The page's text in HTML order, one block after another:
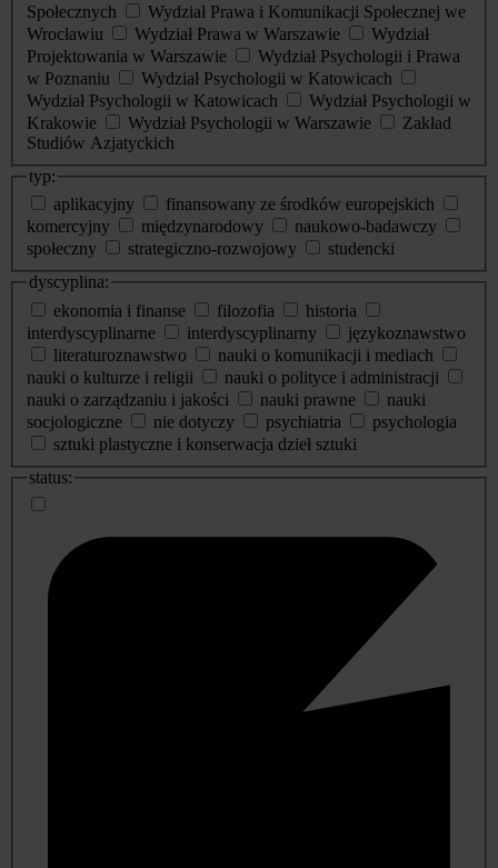
Społecznych
Wydział Prawa i Komunikacji Społecznej we
Wrocławiu
Wydział Prawa w Warszawie
Wydział
Projektowania w Warszawie
Wydział Psychologii i Prawa
w Poznaniu
Wydział Psychologii w Katowicach
Wydział Psychologii w Katowicach
Wydział Psychologii w
Krakowie
Wydział Psychologii w Warszawie
Zakład
Studiów Azjatyckich
typ:
aplikacyjny
finansowany ze środków europejskich
komercyjny
międzynarodowy
naukowo-badawczy
społeczny
strategiczno-rozwojowy
studencki
dyscyplina:
ekonomia i finanse
filozofia
historia
interdyscyplinarne
interdyscyplinarny
językoznawstwo
literaturoznawstwo
nauki o komunikacji i mediach
nauki o kulturze i religii
nauki o polityce i administracji
nauki o zarządzaniu i jakości
nauki prawne
nauki
socjologiczne
nie dotyczy psychiatria
psychologia
sztuki plastyczne i konserwacja dzieł sztuki
status: